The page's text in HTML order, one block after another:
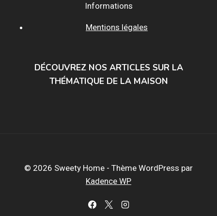
Informations
Mentions légales
DÉCOUVREZ NOS ARTICLES SUR LA
THÉMATIQUE DE LA MAISON
© 2026 Sweety Home - Thème WordPress par
Kadence WP